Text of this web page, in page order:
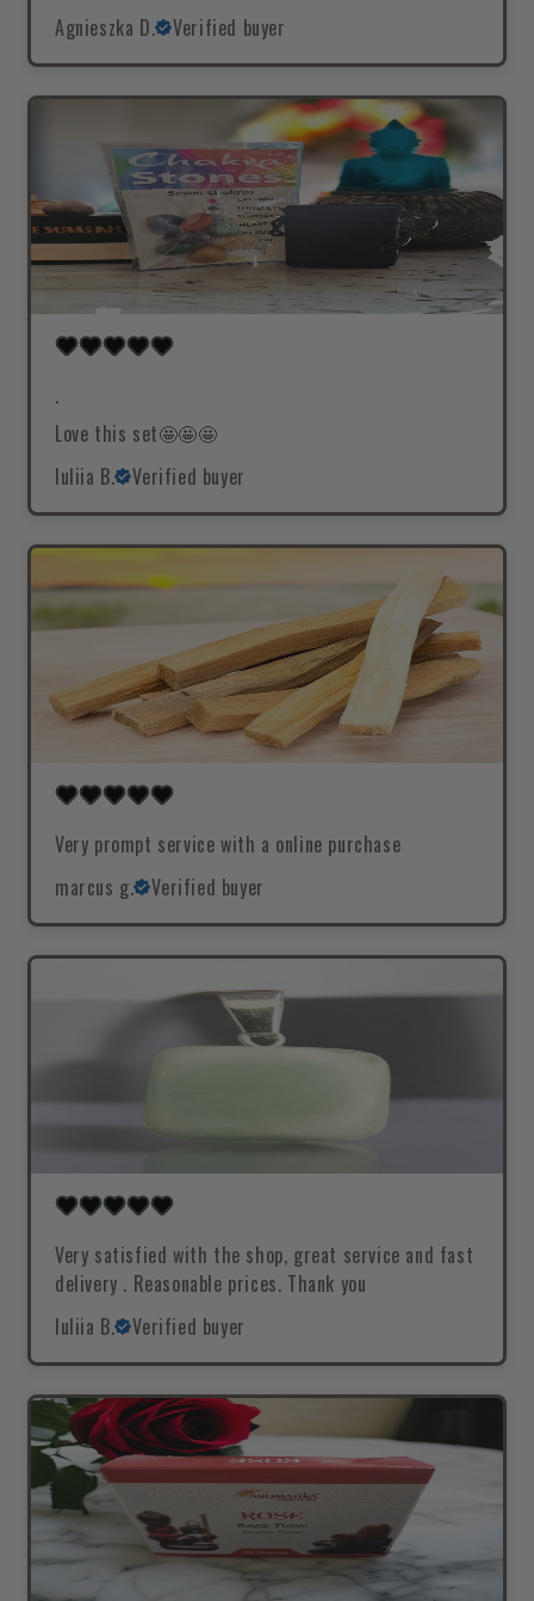
Agnieszka D.
Verified buyer
.
Love this set🤩🤩🤩
Iuliia B.
Verified buyer
Very prompt service with a online purchase
marcus g.
Verified buyer
Very satisfied with the shop, great service and fast
delivery . Reasonable prices. Thank you
Iuliia B.
Verified buyer